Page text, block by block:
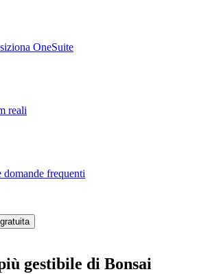
OneSuite
reali
domande frequenti
gestibile di Bonsai